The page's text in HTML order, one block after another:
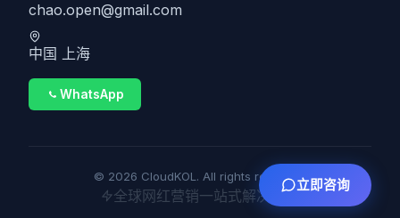
chao.open@gmail.com
中国 上海
WhatsApp
© 2026 CloudKOL. All rights reserved.
全球网红营销一站式解决方案
立即咨询